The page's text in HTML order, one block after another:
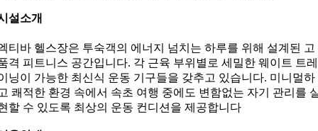
설소개
티바 헬스장은 투숙객의 에너지 넘치는 하루를 위해 설계된 고
격 피트니스 공간입니다. 각 근육 부위별로 세밀한 웨이트 트레
닝이 가능한 최신식 운동 기구들을 갖추고 있습니다. 미니멀하
쾌적한 환경 속에서 속초 여행 중에도 변함없는 자기 관리를
할 수 있도록 최상의 운동 컨디션을 제공합니다